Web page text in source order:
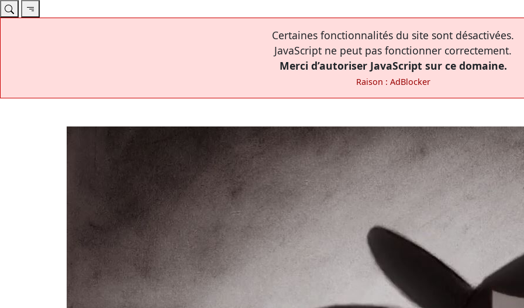
Certaines fonctionnalités du site sont désactivées.
JavaScript ne peut pas fonctionner correctement.
Merci d’autoriser JavaScript sur ce domaine.
Raison : AdBlocker